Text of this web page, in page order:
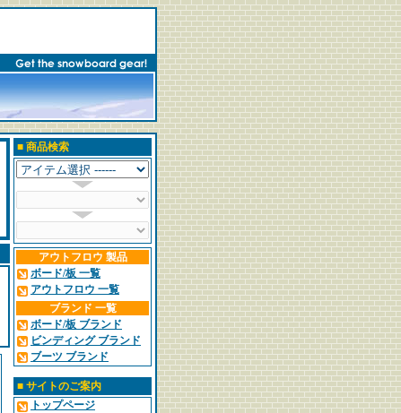
■ 商品検索
アウトフロウ 製品
ボード/板 一覧
アウトフロウ 一覧
ブランド 一覧
ボード/板 ブランド
ビンディング ブランド
ブーツ ブランド
■ サイトのご案内
トップページ